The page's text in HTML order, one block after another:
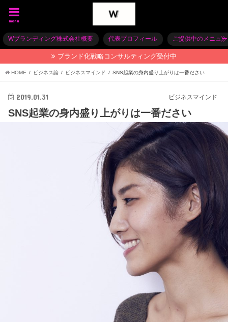
menu
Wブランディング株式会社概要 代表プロフィール ご提供中のメニュー
ブランド化戦略コンサルティング受付中
HOME ビジネス論 ビジネスマインド SNS起業の身内盛り上がりは一番ださい
ビジネスマインド
2019.01.31
SNS起業の身内盛り上がりは一番ださい